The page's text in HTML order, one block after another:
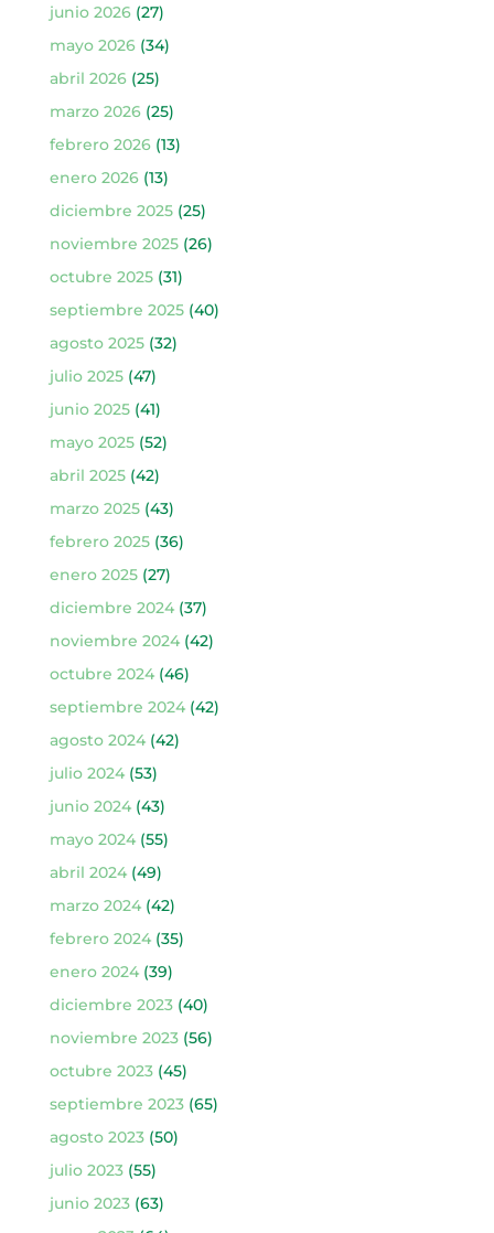
junio 2026(27)
mayo 2026(34)
abril 2026(25)
marzo 2026(25)
febrero 2026(13)
enero 2026(13)
diciembre 2025(25)
noviembre 2025(26)
octubre 2025(31)
septiembre 2025(40)
agosto 2025(32)
julio 2025(47)
junio 2025(41)
mayo 2025(52)
abril 2025(42)
marzo 2025(43)
febrero 2025(36)
enero 2025(27)
diciembre 2024(37)
noviembre 2024(42)
octubre 2024(46)
septiembre 2024(42)
agosto 2024(42)
julio 2024(53)
junio 2024(43)
mayo 2024(55)
abril 2024(49)
marzo 2024(42)
febrero 2024(35)
enero 2024(39)
diciembre 2023(40)
noviembre 2023(56)
octubre 2023(45)
septiembre 2023(65)
agosto 2023(50)
julio 2023(55)
junio 2023(63)